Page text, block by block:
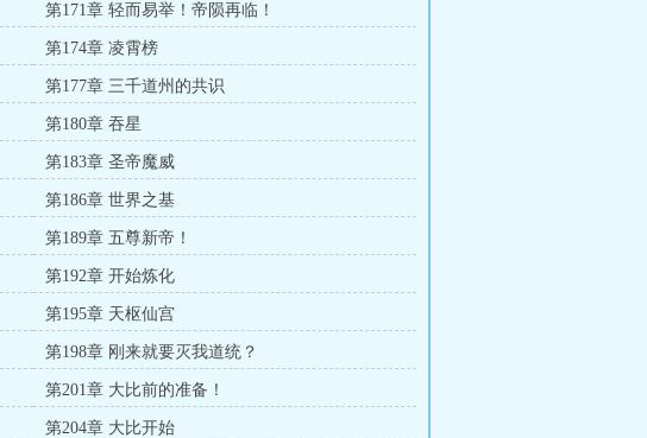
第171章 轻而易举！帝陨再临！
第174章 凌霄榜
第177章 三千道州的共识
第180章 吞星
第183章 圣帝魔威
第186章 世界之基
第189章 五尊新帝！
第192章 开始炼化
第195章 天枢仙宫
第198章 刚来就要灭我道统？
第201章 大比前的准备！
第204章 大比开始